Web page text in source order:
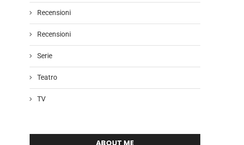
Recensioni
Recensioni
Serie
Teatro
TV
ABOUT ME